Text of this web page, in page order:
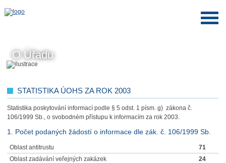
O Úřadu
STATISTIKA ÚOHS ZA ROK 2003
Statistika poskytování informací podle § 5 odst. 1 písm. g) zákona č.
106/1999 Sb., o svobodném přístupu k informacím za rok 2003.
1. Počet podaných žádostí o informace dle zák. č. 106/1999 Sb.
Oblast antitrustu
71
Oblast zadávání veřejných zakázek
24